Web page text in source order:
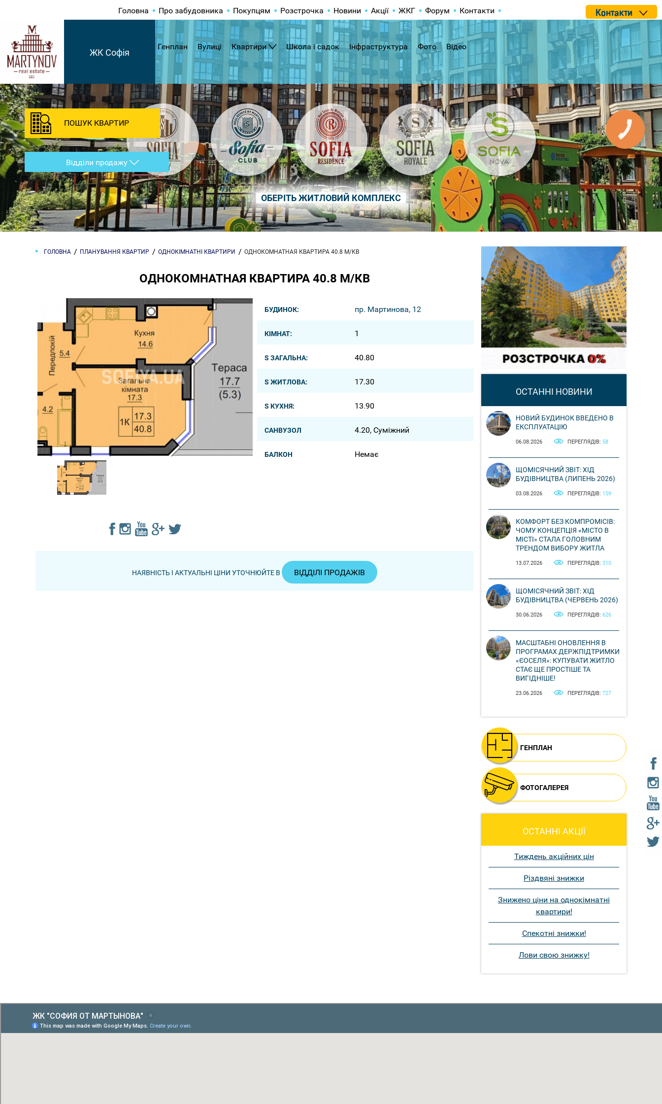
ОБЕРІТЬ ЖИТЛОВИЙ КОМПЛЕКС
Головна Про забудовника Покупцям Розстрочка Новини Акції ЖКГ Форум Контакти Контакти
ЖК Софія
Генплан Вулиці Квартири Школа і садок Інфраструктура Фото Відео
ПОШУК КВАРТИР
Відділи продажу
ГОЛОВНА ПЛАНУВАННЯ КВАРТИР ОДНОКІМНАТНІ КВАРТИРИ ОДНОКОМНАТНАЯ КВАРТИРА 40.8 М/КВ
ОДНОКОМНАТНАЯ КВАРТИРА 40.8 М/КВ
БУДИНОК: пр. Мартинова, 12
КІМНАТ: 1
S ЗАГАЛЬНА: 40.80
S ЖИТЛОВА: 17.30
S КУХНЯ: 13.90
САНВУЗОЛ 4.20, Суміжний
БАЛКОН Немає
НАЯВНІСТЬ І АКТУАЛЬНІ ЦІНИ УТОЧНЮЙТЕ В ВІДДІЛІ ПРОДАЖІВ
ОСТАННІ НОВИНИ
НОВИЙ БУДИНОК ВВЕДЕНО В
ЕКСПЛУАТАЦІЮ
06.08.2026 ПЕРЕГЛЯДІВ: 58
ЩОМІСЯЧНИЙ ЗВІТ: ХІД
БУДІВНИЦТВА (ЛИПЕНЬ 2026)
03.08.2026 ПЕРЕГЛЯДІВ: 159
КОМФОРТ БЕЗ КОМПРОМІСІВ:
ЧОМУ КОНЦЕПЦІЯ «МІСТО В
МІСТІ» СТАЛА ГОЛОВНИМ
ТРЕНДОМ ВИБОРУ ЖИТЛА
13.07.2026 ПЕРЕГЛЯДІВ: 310
ЩОМІСЯЧНИЙ ЗВІТ: ХІД
БУДІВНИЦТВА (ЧЕРВЕНЬ 2026)
30.06.2026 ПЕРЕГЛЯДІВ: 626
МАСШТАБНІ ОНОВЛЕННЯ В
ПРОГРАМАХ ДЕРЖПІДТРИМКИ
«ЄОСЕЛЯ»: КУПУВАТИ ЖИТЛО
СТАЄ ЩЕ ПРОСТІШЕ ТА
ВИГІДНІШЕ!
23.06.2026 ПЕРЕГЛЯДІВ: 727
ГЕНПЛАН
ФОТОГАЛЕРЕЯ
ОСТАННІ АКЦІЇ
Тиждень акційних цін
Різдвяні знижки
Знижено ціни на однокімнатні
квартири!
Спекотні знижки!
Лови свою знижку!